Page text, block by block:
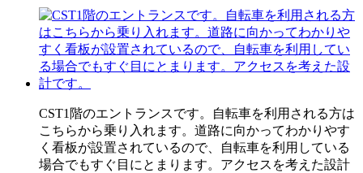
CST1階のエントランスです。自転車を利用される方は
こちらから乗り入れます。道路に向かってわかりやす
く看板が設置されているので、自転車を利用している
場合でもすぐ目にとまります。アクセスを考えた設計